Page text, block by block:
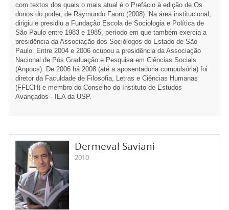
com textos dos quais o mais atual é o Prefácio à edição de Os
donos do poder, de Raymundo Faoro (2008). Na área institucional,
dirigiu e presidiu a Fundação Escola de Sociologia e Política de
São Paulo entre 1983 e 1985, período em que também exercia a
presidência da Associação dos Sociólogos do Estado de São
Paulo. Entre 2004 e 2006 ocupou a presidência da Associação
Nacional de Pós Graduação e Pesquisa em Ciências Sociais
(Anpocs). De 2006 há 2008 (até a aposentadoria compulsória) foi
diretor da Faculdade de Filosofia, Letras e Ciências Humanas
(FFLCH) e membro do Conselho do Instituto de Estudos
Avançados - IEA da USP.
Dermeval Saviani
2010